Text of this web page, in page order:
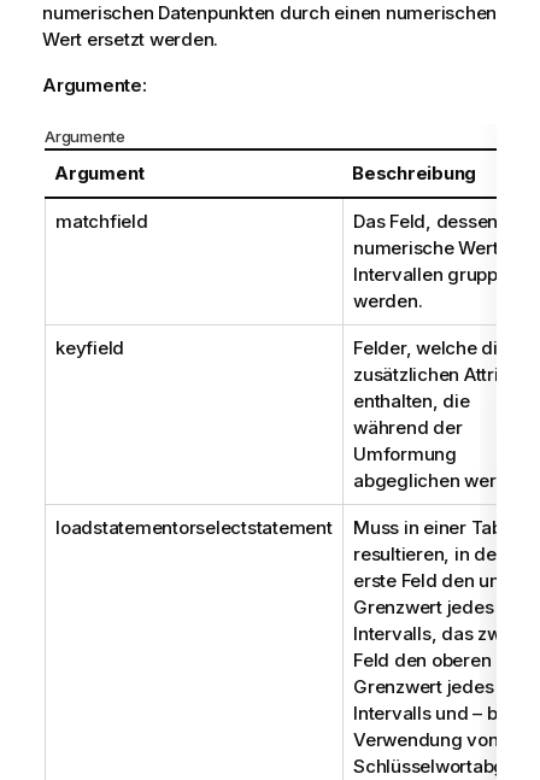
numerischen Datenpunkten durch einen numerischen
Wert ersetzt werden.
Argumente:
Argumente
Argument Beschreibung
matchfield
Das Feld, dessen
numerische Werte in
Intervallen gruppiert
werden.
keyfield
Felder, welche die
zusätzlichen Attribute
enthalten, die
während der
Umformung
abgeglichen werden.
loadstatementorselectstatement
Muss in einer Tabelle
resultieren, in der das
erste Feld den
Grenzwert jedes
Intervalls, das zweite
Feld den oberen
Grenzwert jedes
Intervalls und – bei
Verwendung von